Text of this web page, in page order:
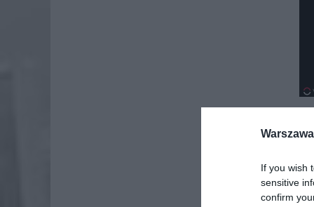
If you wish
sensitive
confirm